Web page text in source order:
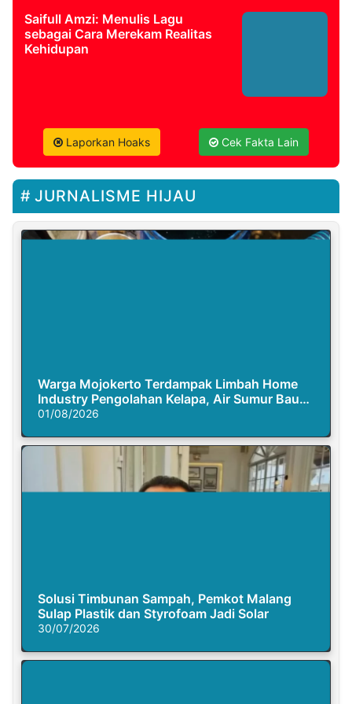
Saifull Amzi: Menulis Lagu
sebagai Cara Merekam Realitas
Kehidupan
Laporkan Hoaks Cek Fakta Lain
JURNALISME HIJAU
Warga Mojokerto Terdampak Limbah Home
Industry Pengolahan Kelapa, Air Sumur Bau
Busuk
01/08/2026
Solusi Timbunan Sampah, Pemkot Malang
Sulap Plastik dan Styrofoam Jadi Solar
30/07/2026